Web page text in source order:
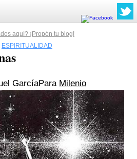
aquí? ¡Propón tu blog!
ESPIRITUALIDAD
GarcíaPara Milenio